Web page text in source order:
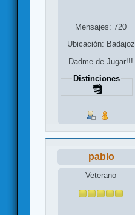
Mensajes: 720
Ubicación: Badajoz
Dadme de Jugar!!!
Distinciones
pablo
Veterano